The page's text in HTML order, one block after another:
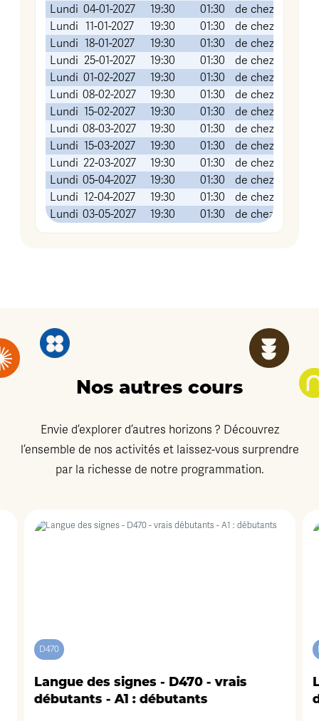
Lundi 04-01-2027 19:30 01:30
de chez vous
Lundi 11-01-2027 19:30 01:30
de chez vous
Lundi 18-01-2027 19:30 01:30
de chez vous
Lundi 25-01-2027 19:30 01:30
de chez vous
Lundi 01-02-2027 19:30 01:30
de chez vous
Lundi 08-02-2027 19:30 01:30
de chez vous
Lundi 15-02-2027 19:30 01:30
de chez vous
Lundi 08-03-2027 19:30 01:30
de chez vous
Lundi 15-03-2027 19:30 01:30
de chez vous
Lundi 22-03-2027 19:30 01:30
de chez vous
Lundi 05-04-2027 19:30 01:30
de chez vous
Lundi 12-04-2027 19:30 01:30
de chez vous
Lundi 03-05-2027 19:30 01:30 de chez vous
Nos autres cours
Envie d’explorer d’autres horizons ? Découvrez
l’ensemble de nos activités et laissez-vous surprendre
par la richesse de notre programmation.
Langue des signes - D470 - vrais
débutants - A1 : débutants